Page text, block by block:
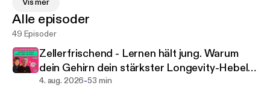
Hier findest du Inspiration, wie du mit den richtigen
Strategien deine Langlebigkeit fördern, dein
Immunsystem stärken, dein Wohlfühlgewicht
erreichen und deine mentale Klarheit steigern
kannst.Wir sprechen über Anti-Aging,
Mikronährstoffe, energievolle Ernährung,
Vis mer
Alle episoder
49 Episoder
Zellerfrischend - Lernen hält jung. Warum
dein Gehirn dein stärkster Longevity-Hebel
ist. #49
4. aug. 2026-53 min